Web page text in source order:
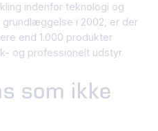
indenfor teknologi og
grundlæggelse i 2002, er der
end 1.000 produkter
og professionelt udstyr.
som ikke